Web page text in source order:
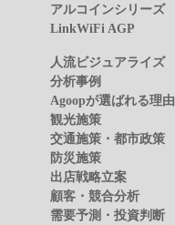
アルコインシリーズ
LinkWiFi AGP
人流ビジュアライズ
分析事例
Agoopが選ばれる理由
観光施策
交通施策・都市政策
防災施策
出店戦略立案
顧客・競合分析
需要予測・投資判断